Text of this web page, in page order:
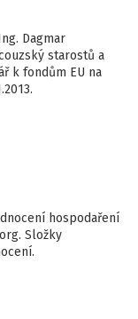
Dagmar
starostů a
k fondům EU na
hospodaření
Složky